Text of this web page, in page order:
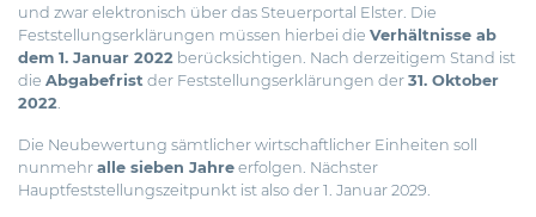
und zwar elektronisch über das Steuerportal Elster. Die
Feststellungserklärungen müssen hierbei die Verhältnisse ab
dem 1. Januar 2022 berücksichtigen. Nach derzeitigem Stand ist
die Abgabefrist der Feststellungserklärungen der 31. Oktober
2022.
Die Neubewertung sämtlicher wirtschaftlicher Einheiten soll
nunmehr alle sieben Jahre erfolgen. Nächster
Hauptfeststellungszeitpunkt ist also der 1. Januar 2029.